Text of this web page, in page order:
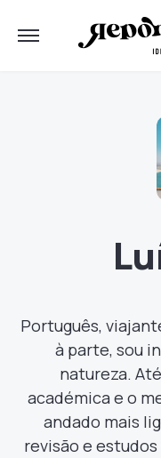
Português,
à parte, sou
natureza.
académica e o
andado mais
revisão e